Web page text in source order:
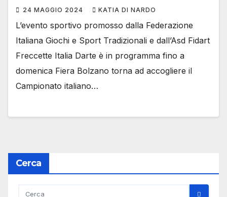
24 MAGGIO 2024 KATIA DI NARDO
L’evento sportivo promosso dalla Federazione
Italiana Giochi e Sport Tradizionali e dall’Asd Fidart
Freccette Italia Darte è in programma fino a
domenica Fiera Bolzano torna ad accogliere il
Campionato italiano…
Cerca